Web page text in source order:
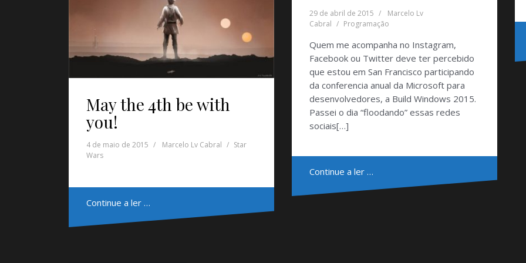
May the 4th be with
you!
4 de maio de 2015 Marcelo Lv Cabral
Star
Wars
Continue a ler …
29 de abril de 2015
Marcelo Lv
Cabral
Programação
Quem me acompanha no Instagram,
Facebook ou Twitter deve ter percebido
que estou em San Francisco participando
da conferencia anual da Microsoft para
desenvolvedores, a Build Windows 2015.
Passei o dia “floodando” essas redes
sociais[…]
Continue a ler …